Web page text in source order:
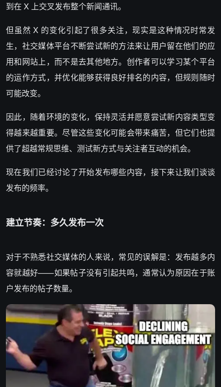
到在 X 上交叉发布整个新闻通讯。
但虽然 X 的变化引起了很多关注，现实是这种情况时常发
生，社交媒体平台不断尝试新的方法来让用户留在他们的应
用和网站上，而不是去其他地方。创作者可以学习某个平台
的运作方式，并优化能够获得良好排名的内容，但规则随时
可能改变。
因此，随着环境的变化，保持灵活并愿意尝试新内容类型变
得越来越重要。尽管这些变化可能会带来痛苦，但它们也提
供了超越常规思维、测试新方式与关注者互动的机会。
现在我们已经讨论了开始发布哪些内容，接下来让我们谈谈
发布的频率。
建立节奏：多久发布一次
对于不熟悉社交媒体的人来说，常见的误解是：发布越多内
容就越好——如果帖子没有引起共鸣，通常认为原因在于账
户发布的帖子数量。